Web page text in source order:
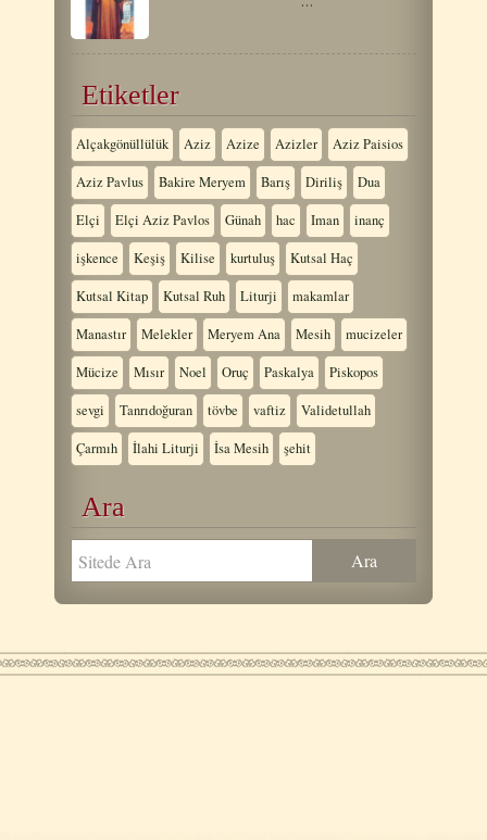
Etiketler
Alçakgönüllülük Aziz Azize Azizler Aziz Paisios
Aziz Pavlus Bakire Meryem Barış Diriliş Dua
Elçi Elçi Aziz Pavlos Günah hac Iman inanç
işkence Keşiş Kilise kurtuluş Kutsal Haç
Kutsal Kitap Kutsal Ruh Liturji makamlar
Manastır Melekler Meryem Ana Mesih mucizeler
Mücize Mısır Noel Oruç Paskalya Piskopos
sevgi Tanrıdoğuran tövbe vaftiz Validetullah
Çarmıh İlahi Liturji İsa Mesih şehit
Ara